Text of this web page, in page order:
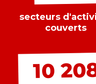
secteurs
couverts
10